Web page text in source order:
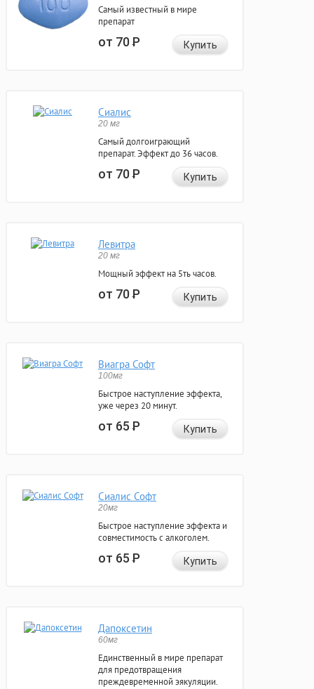
Самый известный в мире
препарат
от 70Р Купить
Сиалис
20 мг
Самый долгоиграющий
препарат. Эффект до 36 часов.
от 70Р Купить
Левитра
20 мг
Мощный эффект на 5ть часов.
от 70Р Купить
Виагра Софт
100мг
Быстрое наступление эффекта,
уже через 20 минут.
от 65Р Купить
Сиалис Софт
20мг
Быстрое наступление эффекта и
совместимость с алкоголем.
от 65Р Купить
Дапоксетин
60мг
Единственный в мире препарат
для предотвращения
преждевременной эякуляции.